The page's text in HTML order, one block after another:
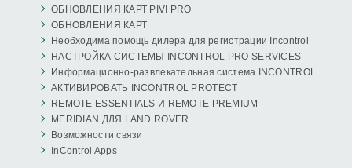
ОБНОВЛЕНИЯ КАРТ PIVI PRO
ОБНОВЛЕНИЯ КАРТ
Необходима помощь дилера для регистрации Incontrol
НАСТРОЙКА СИСТЕМЫ INCONTROL PRO SERVICES
Информационно-развлекательная система INCONTROL
АКТИВИРОВАТЬ INCONTROL PROTECT
REMOTE ESSENTIALS И REMOTE PREMIUM
MERIDIAN ДЛЯ LAND ROVER
Возможности связи
InControl Apps